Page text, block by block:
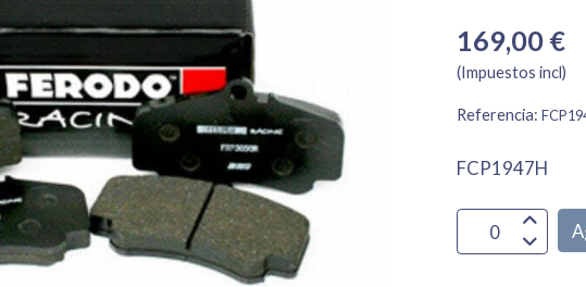
169,00 €
(Impuestos incl)
Referencia:
FCP1947H